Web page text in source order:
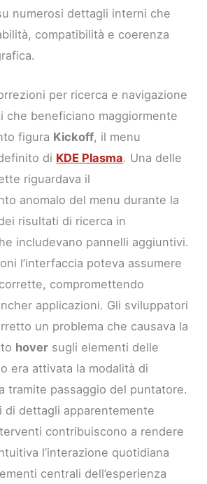
numerosi dettagli interni che
compatibilità e coerenza
per ricerca e navigazione
che beneficiano maggiormente
figura Kickoff, il menu
di KDE Plasma. Una delle
riguardava il
anomalo del menu durante la
risultati di ricerca in
includevano pannelli aggiuntivi.
l’interfaccia poteva assumere
compromettendo
applicazioni. Gli sviluppatori
un problema che causava la
hover sugli elementi delle
era attivata la modalità di
tramite passaggio del puntatore.
di dettagli apparentemente
contribuiscono a rendere
l’interazione quotidiana
centrali dell’esperienza